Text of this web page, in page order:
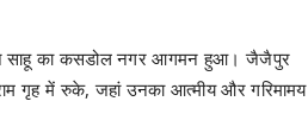
साहू का कसडोल नगर आगमन हुआ। जैजैपुर
गृह में रुके, जहां उनका आत्मीय और गरिमामय